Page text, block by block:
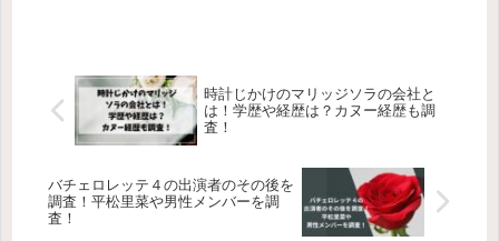
時計じかけのマリッジソラの会社と
は！学歴や経歴は？カヌー経歴も調
査！
バチェロレッテ４の出演者のその後を
調査！平松里菜や男性メンバーを調
査！